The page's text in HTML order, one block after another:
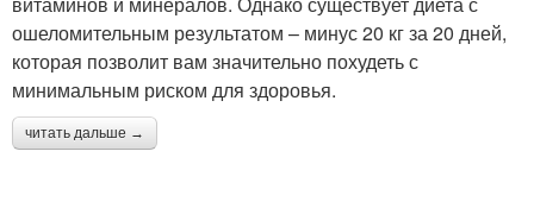
ошеломительным результатом – минус 20 кг за 20 дней,
которая позволит вам значительно похудеть с
минимальным риском для здоровья.
читать дальше →